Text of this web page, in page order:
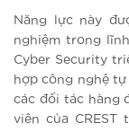
Năng lực này
nghiệm trong
Cyber Security
hợp công nghệ
các đối tác hàng
viên của